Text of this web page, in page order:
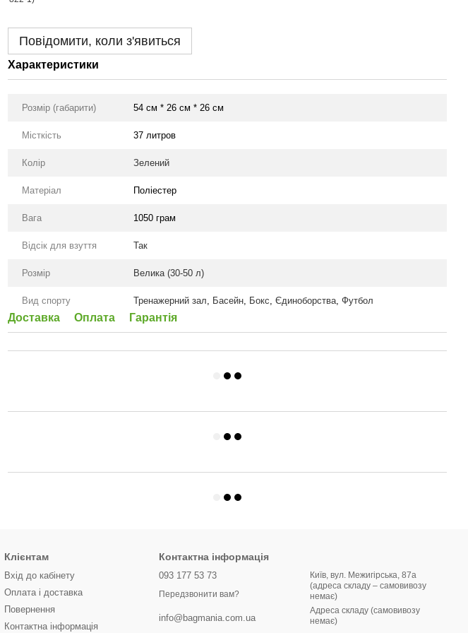
Повідомити, коли з'явиться
Характеристики
Розмір (габарити) 54 см * 26 см * 26 см
Місткість 37 литров
Колір Зелений
Матеріал Поліестер
Вага 1050 грам
Відсік для взуття Так
Розмір Велика (30-50 л)
Вид спорту Тренажерний зал, Басейн, Бокс, Єдиноборства, Футбол
Доставка Оплата Гарантія
Клієнтам
Вхід до кабінету
Оплата і доставка
Повернення
Контактна інформація
Контактна інформація
093 177 53 73
Передзвонити вам?
info@bagmania.com.ua
Київ, вул. Межигірська, 87а
(адреса складу – самовивозу
немає)
Адреса складу (самовивозу
немає)